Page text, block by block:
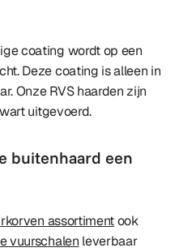
coating wordt op een
Deze coating is alleen in
Onze RVS haarden zijn
uitgevoerd.
buitenhaard een
assortimentook
vuurschalen leverbaar